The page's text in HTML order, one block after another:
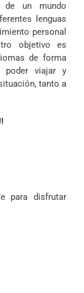
de un mundo
lenguas
personal
objetivo es
de forma
poder viajar y
tanto a
para disfrutar